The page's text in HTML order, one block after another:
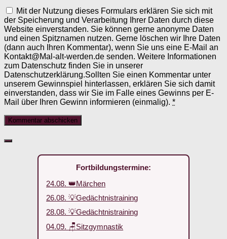
Mit der Nutzung dieses Formulars erklären Sie sich mit
der Speicherung und Verarbeitung Ihrer Daten durch diese
Website einverstanden. Sie können gerne anonyme Daten
und einen Spitznamen nutzen. Gerne löschen wir Ihre Daten
(dann auch Ihren Kommentar), wenn Sie uns eine E-Mail an
Kontakt@Mal-alt-werden.de senden. Weitere Informationen
zum Datenschutz finden Sie in unserer
Datenschutzerklärung.Sollten Sie einen Kommentar unter
unserem Gewinnspiel hinterlassen, erklären Sie sich damit
einverstanden, dass wir Sie im Falle eines Gewinns per E-
Mail über Ihren Gewinn informieren (einmalig). *
Fortbildungstermine:
24.08. 👑Märchen
26.08. 💡Gedächtnistraining
28.08. 💡Gedächtnistraining
04.09. 🪑Sitzgymnastik